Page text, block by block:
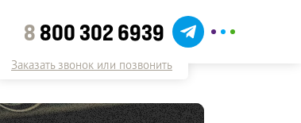
8 800 302 6939
Заказать звонок или позвонить